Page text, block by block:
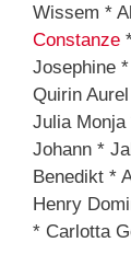
Wissem *
Constanze
Josephine
Quirin
Julia Monja
Johann *
Benedikt *
Henry
* Carlotta